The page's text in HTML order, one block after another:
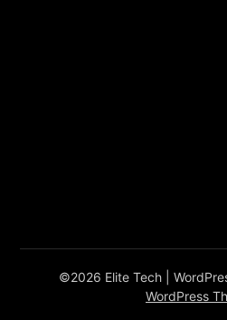
©2026 Elite Tech |
WordPress